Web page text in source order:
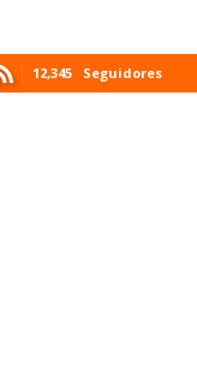
12,345 Seguidores